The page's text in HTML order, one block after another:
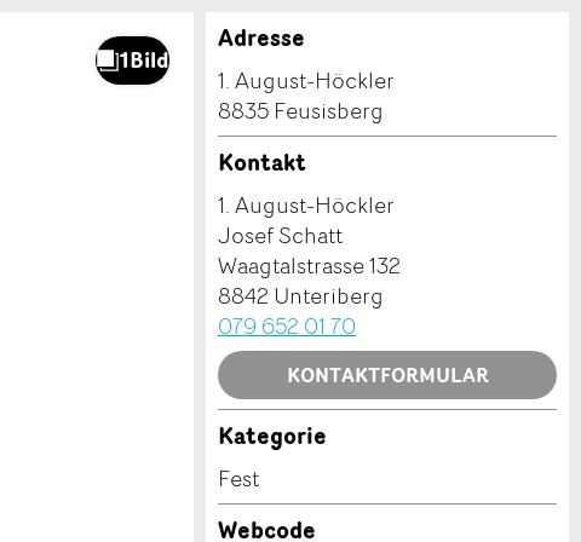
Adresse
1. August-Höckler
8835 Feusisberg
Kontakt
1. August-Höckler
Josef Schatt
Waagtalstrasse 132
8842 Unteriberg
079 652 01 70
KONTAKTFORMULAR
Kategorie
Fest
Webcode